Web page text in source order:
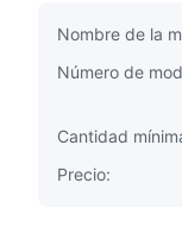
Nombre de la
Número de
Cantidad
Precio: